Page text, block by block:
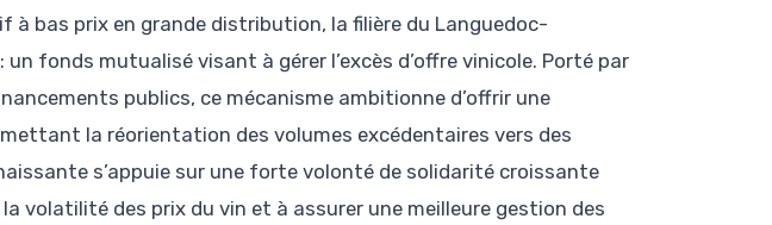
bas prix en grande distribution, la filière du Languedoc-
fonds mutualisé visant à gérer l’excès d’offre vinicole. Porté par
publics, ce mécanisme ambitionne d’offrir une
la réorientation des volumes excédentaires vers des
s’appuie sur une forte volonté de solidarité croissante
volatilité des prix du vin et à assurer une meilleure gestion des